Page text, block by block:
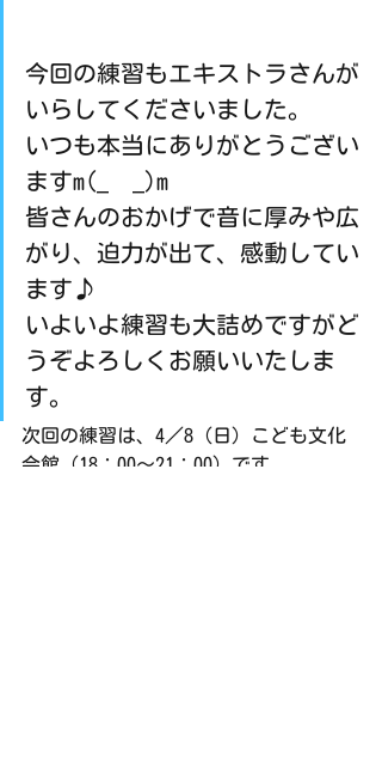
今回の練習もエキストラさんが
いらしてくださいました。
いつも本当にありがとうござい
ますm(_  _)m
皆さんのおかげで音に厚みや広
がり、迫力が出て、感動してい
ます♪
いよいよ練習も大詰めですがど
うぞよろしくお願いいたしま
す。
次回の練習は、4／8（日）こども文化
会館（18：00～21：00）です。